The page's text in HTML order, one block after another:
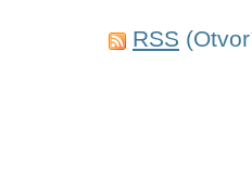
RSS